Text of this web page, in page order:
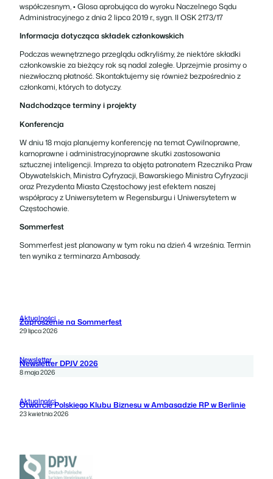
współczesnym, • Glosa aprobująca do wyroku Naczelnego Sądu
Administracyjnego z dnia 2 lipca 2019 r., sygn. II OSK 2173/17
Informacja dotycząca składek członkowskich
Podczas wewnętrznego przeglądu odkryliśmy, że niektóre składki
członkowskie za bieżący rok są nadal zaległe. Uprzejmie prosimy o
niezwłoczną płatność. Skontaktujemy się również bezpośrednio z
członkami, których to dotyczy.
Nadchodzące terminy i projekty
Konferencja
W dniu 18 maja planujemy konferencję na temat Cywilnoprawne,
karnoprawne i administracyjnoprawne skutki zastosowania
sztucznej inteligencji. Impreza ta objęta patronatem Rzecznika Praw
Obywatelskich, Ministra Cyfryzacji, Bawarskiego Ministra Cyfryzacji
oraz Prezydenta Miasta Częstochowy jest efektem naszej
współpracy z Uniwersytetem w Regensburgu i Uniwersytetem w
Częstochowie.
Sommerfest
Sommerfest jest planowany w tym roku na dzień 4 września. Termin
ten wynika z terminarza Ambasady.
Aktualności
Zaproszenie na Sommerfest
29 lipca 2026
Newsletter
Newsletter DPJV 2026
8 maja 2026
Aktualności
Otwarcie Polskiego Klubu Biznesu w Ambasadzie RP w Berlinie
23 kwietnia 2026